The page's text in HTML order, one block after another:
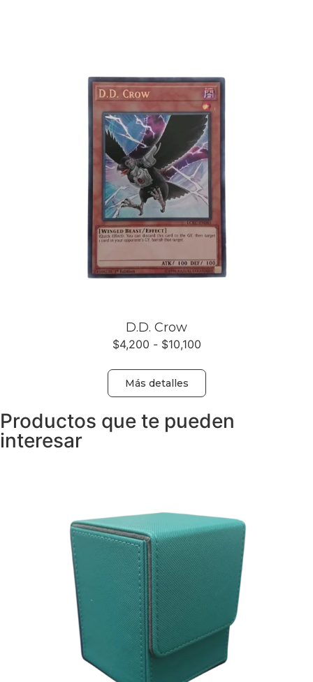
D.D. Crow
$4,200 - $10,100
Más detalles
Productos que te pueden
interesar